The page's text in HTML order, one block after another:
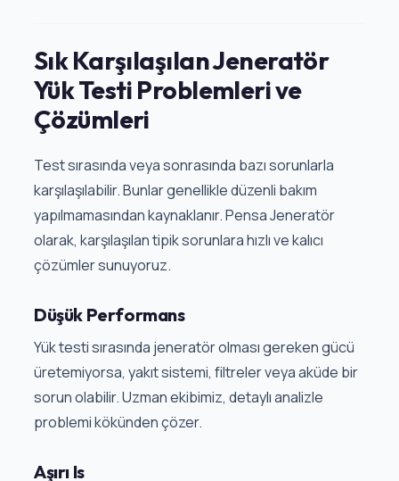
Sık Karşılaşılan Jeneratör
Yük Testi Problemleri ve
Çözümleri
Test sırasında veya sonrasında bazı sorunlarla
karşılaşılabilir. Bunlar genellikle düzenli bakım
yapılmamasından kaynaklanır. Pensa Jeneratör
olarak, karşılaşılan tipik sorunlara hızlı ve kalıcı
çözümler sunuyoruz.
Düşük Performans
Yük testi sırasında jeneratör olması gereken gücü
üretemiyorsa, yakıt sistemi, filtreler veya aküde bir
sorun olabilir. Uzman ekibimiz, detaylı analizle
problemi kökünden çözer.
Aşırı Is